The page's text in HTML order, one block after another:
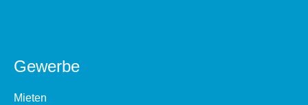
Gewerbe
Mieten